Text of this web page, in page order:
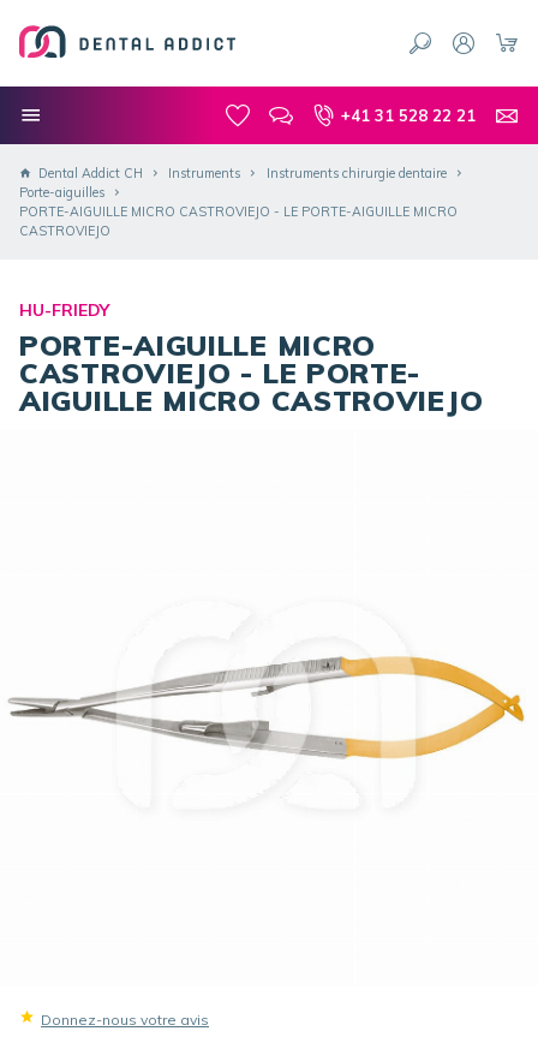
+41 31 528 22 21
Dental Addict CH Instruments
Instruments chirurgie dentaire
Porte-aiguilles
PORTE-AIGUILLE MICRO CASTROVIEJO - LE PORTE-AIGUILLE MICRO
CASTROVIEJO
HU-FRIEDY
PORTE-AIGUILLE MICRO
CASTROVIEJO - LE PORTE-
AIGUILLE MICRO CASTROVIEJO
Donnez-nous votre avis